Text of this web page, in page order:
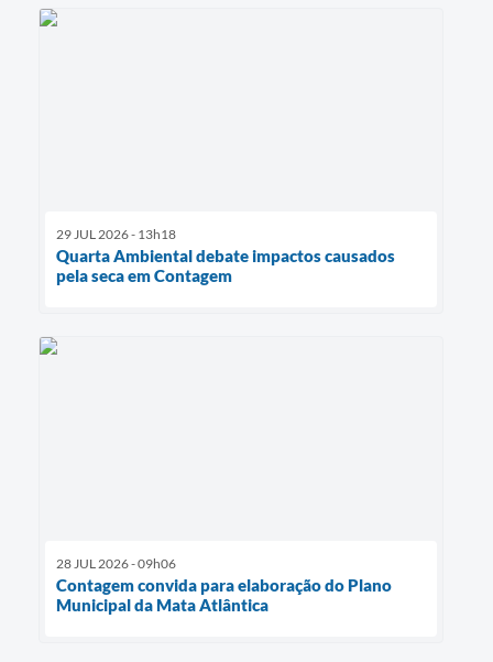
29 JUL 2026 - 13h18
Quarta Ambiental debate impactos causados
pela seca em Contagem
28 JUL 2026 - 09h06
Contagem convida para elaboração do Plano
Municipal da Mata Atlântica